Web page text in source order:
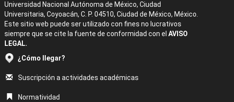
Universidad Nacional Autónoma de México, Ciudad
Universitaria, Coyoacán, C. P. 04510, Ciudad de México, México.
Este sitio web puede ser utilizado con fines no lucrativos
siempre que se cite la fuente de conformidad con el AVISO
LEGAL.
¿Cómo llegar?
Suscripción a actividades académicas
Normatividad